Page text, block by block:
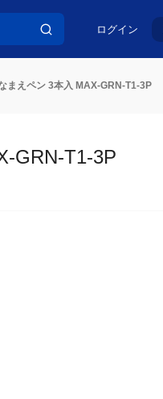
ログイン
まえペン 3本入 MAX-GRN-T1-3P
GRN-T1-3P